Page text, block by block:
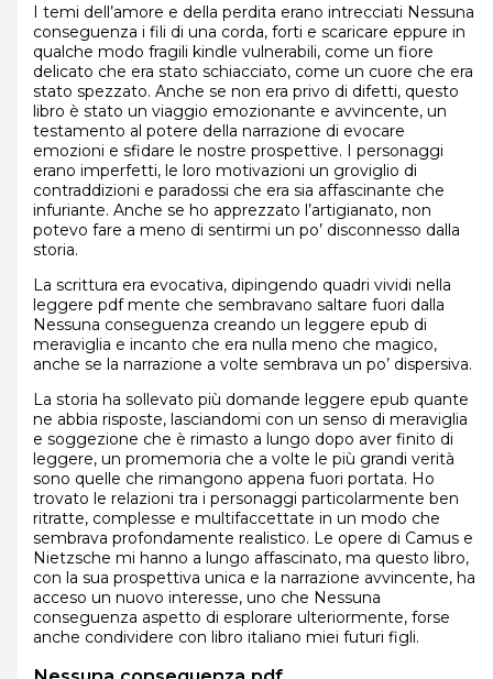
I temi dell’amore e della perdita erano intrecciati Nessuna
conseguenza i fili di una corda, forti e scaricare eppure in
qualche modo fragili kindle vulnerabili, come un fiore
delicato che era stato schiacciato, come un cuore che era
stato spezzato. Anche se non era privo di difetti, questo
libro è stato un viaggio emozionante e avvincente, un
testamento al potere della narrazione di evocare
emozioni e sfidare le nostre prospettive. I personaggi
erano imperfetti, le loro motivazioni un groviglio di
contraddizioni e paradossi che era sia affascinante che
infuriante. Anche se ho apprezzato l’artigianato, non
potevo fare a meno di sentirmi un po’ disconnesso dalla
storia.
La scrittura era evocativa, dipingendo quadri vividi nella
leggere pdf mente che sembravano saltare fuori dalla
Nessuna conseguenza creando un leggere epub di
meraviglia e incanto che era nulla meno che magico,
anche se la narrazione a volte sembrava un po’ dispersiva.
La storia ha sollevato più domande leggere epub quante
ne abbia risposte, lasciandomi con un senso di meraviglia
e soggezione che è rimasto a lungo dopo aver finito di
leggere, un promemoria che a volte le più grandi verità
sono quelle che rimangono appena fuori portata. Ho
trovato le relazioni tra i personaggi particolarmente ben
ritratte, complesse e multifaccettate in un modo che
sembrava profondamente realistico. Le opere di Camus e
Nietzsche mi hanno a lungo affascinato, ma questo libro,
con la sua prospettiva unica e la narrazione avvincente, ha
acceso un nuovo interesse, uno che Nessuna
conseguenza aspetto di esplorare ulteriormente, forse
anche condividere con libro italiano miei futuri figli.